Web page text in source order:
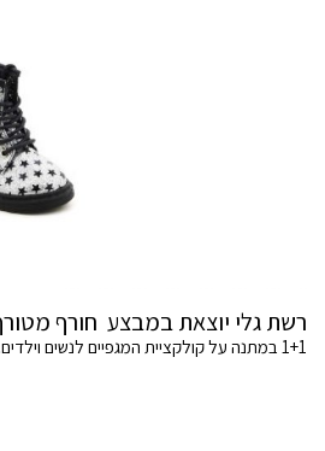
רשת גלי יוצאת במבצע חורף
1+1 במתנה על קולקציית המגפיים לנשים וילדים.